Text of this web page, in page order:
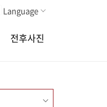
Language
전후사진